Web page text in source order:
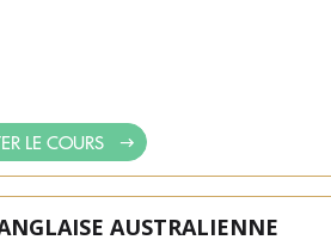
LE COURS
AUSTRALIENNE